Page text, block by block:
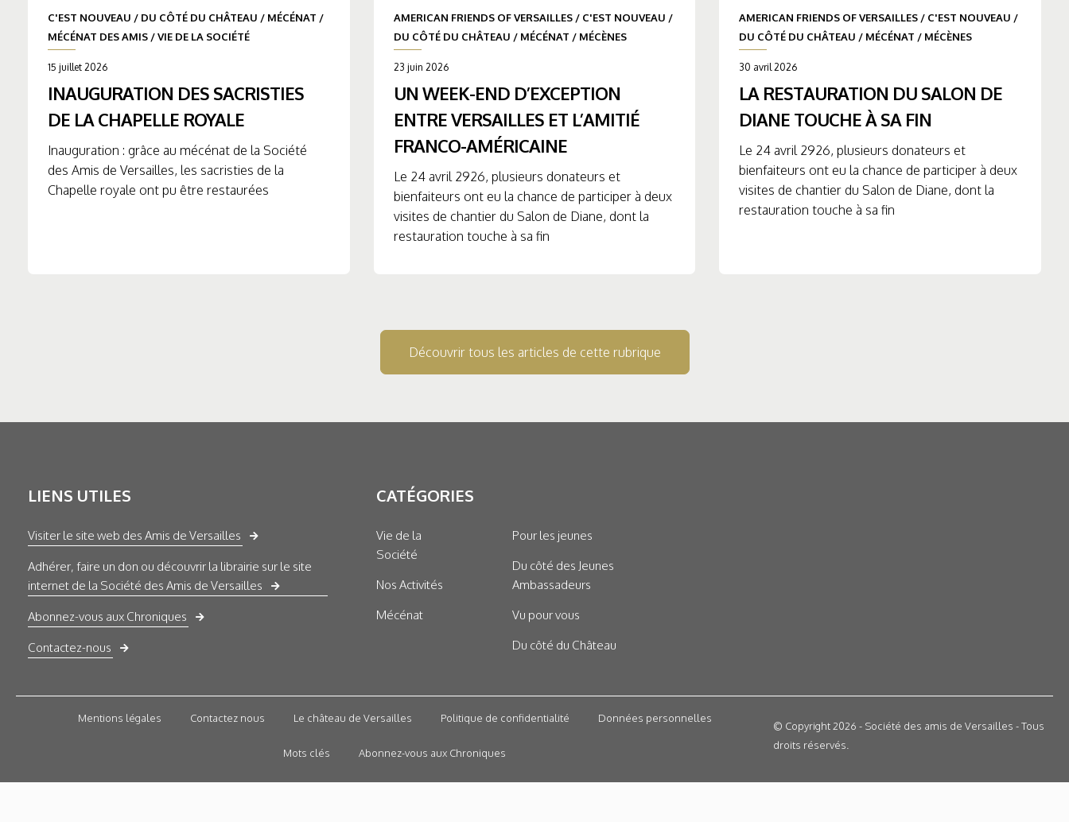
C'EST NOUVEAU / DU CÔTÉ DU CHÂTEAU / MÉCÉNAT /
MÉCÉNAT DES AMIS /VIE DE LA SOCIÉTÉ
15 juillet 2026
INAUGURATION DES SACRISTIES
DE LA CHAPELLE ROYALE
Inauguration : grâce au mécénat de la Société
des Amis de Versailles, les sacristies de la
Chapelle royale ont pu être restaurées
AMERICAN FRIENDS OF VERSAILLES/ C'EST NOUVEAU /
DU CÔTÉ DU CHÂTEAU / MÉCÉNAT / MÉCÈNES
23 juin 2026
UN WEEK-END D’EXCEPTION
ENTRE VERSAILLES ET L’AMITIÉ
FRANCO-AMÉRICAINE
Le 24 avril 2926, plusieurs donateurs et
bienfaiteurs ont eu la chance de participer à deux
visites de chantier du Salon de Diane, dont la
restauration touche à sa fin
AMERICAN FRIENDS OF VERSAILLES / C'EST NOUVEAU /
DU CÔTÉ DU CHÂTEAU / MÉCÉNAT / MÉCÈNES
30 avril 2026
LA RESTAURATION DU SALON DE
DIANE TOUCHE À SA FIN
Le 24 avril 2926, plusieurs donateurs et
bienfaiteurs ont eu la chance de participer à deux
visites de chantier du Salon de Diane, dont la
restauration touche à sa fin
Découvrir tous les articles de cette rubrique
LIENS UTILES
Visiter le site web des Amis de Versailles
Adhérer, faire un don ou découvrir la librairie sur le site
internet de la Société des Amis de Versailles
Abonnez-vous aux Chroniques
Contactez-nous
CATÉGORIES
Vie de la
Société
Nos Activités
Mécénat
Pour les jeunes
Du côté des Jeunes
Ambassadeurs
Vu pour vous
Du côté du Château
Mentions légales Contactez nous Le château de Versailles Politique de confidentialité Données personnelles
Mots clés Abonnez-vous aux Chroniques
© Copyright 2026 - Société des amis de Versailles - Tous
droits réservés.